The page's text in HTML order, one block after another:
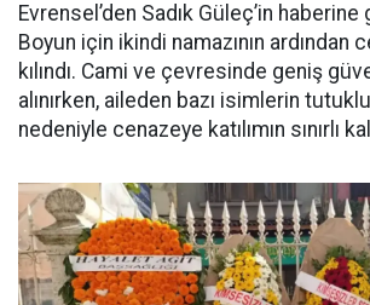
Evrensel’den Sadık Güleç’in haberine
Boyun için ikindi namazının ardından
kılındı. Cami ve çevresinde geniş
alınırken, aileden bazı isimlerin
nedeniyle cenazeye katılımın sınırlı